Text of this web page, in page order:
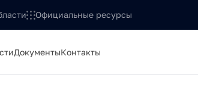
Официальные ресурсы
ДокументыКонтакты